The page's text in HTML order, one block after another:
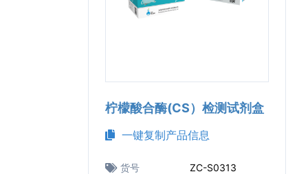
柠檬酸合酶(CS）检测试剂盒
一键复制产品信息
货号
ZC-S0313